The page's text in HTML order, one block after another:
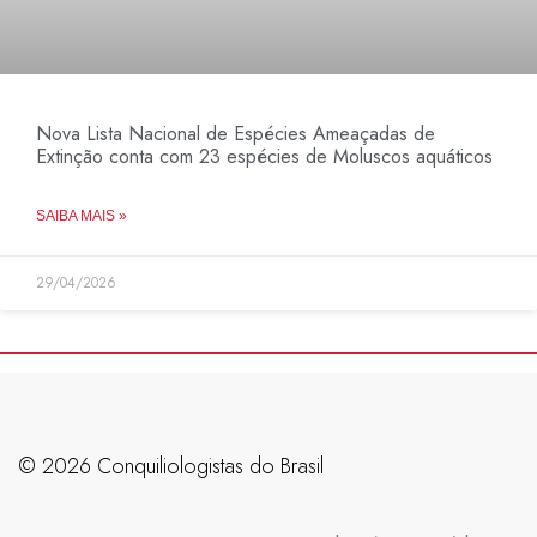
Nova Lista Nacional de Espécies Ameaçadas de
Extinção conta com 23 espécies de Moluscos aquáticos
SAIBA MAIS »
29/04/2026
©️ 2026 Conquiliologistas do Brasil